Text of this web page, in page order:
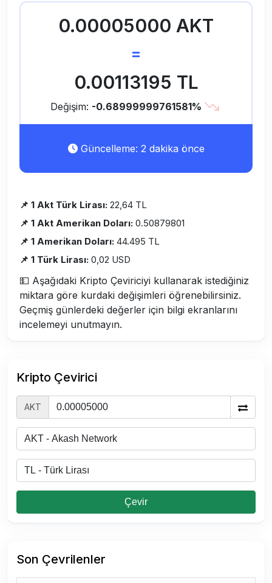
0.00005000 AKT
=
0.00113195 TL
Değişim: -0.68999999761581%
Güncelleme: 2 dakika önce
📌 1 Akt Türk Lirası: 22,64 TL
📌 1 Akt Amerikan Doları: 0.50879801
📌 1 Amerikan Doları: 44.495 TL
📌 1 Türk Lirası: 0,02 USD
💵 Aşağıdaki Kripto Çeviriciyi kullanarak istediğiniz
miktara göre kurdaki değişimleri öğrenebilirsiniz.
Geçmiş günlerdeki değerler için bilgi ekranlarını
incelemeyi unutmayın.
Kripto Çevirici
AKT
Çevir
Son Çevrilenler